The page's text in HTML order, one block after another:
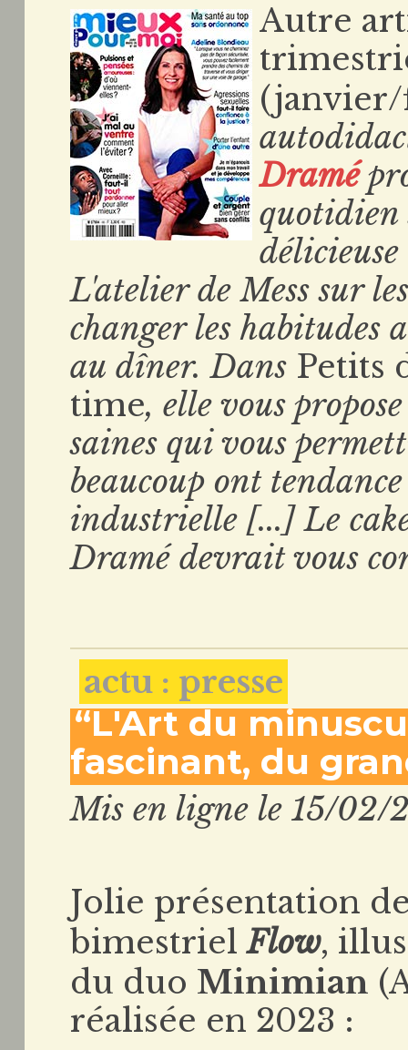
Autre
Dramé
quotidien
L'atelier de Mess sur
changer les habitudes
au dîner. Dans Petits
time, elle vous
saines qui vous
beaucoup ont
industrielle [...] Le
Dramé devrait vous
actu : presse
“L'Art du
fascinant, du
Mis en ligne le 15/02/
Jolie présentation
bimestrielFlow,
du duo Minimian
réalisée en 2023 :